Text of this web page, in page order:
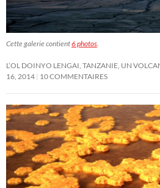
Cette galerie contient6 photos
L’OL DOINYO LENGAI, TANZANIE, UN
16, 2014 10 COMMENTAIRES